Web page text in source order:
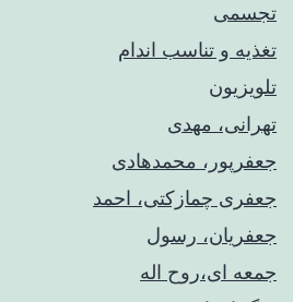
تجسمی
تغذیه و تناسب اندام
تلویزیون
تهرانی، مهدی
جعفرپور، محمدهادی
جعفری چمازکتی، احمد
جعفریان، رسول
جمعه ای،روح اله